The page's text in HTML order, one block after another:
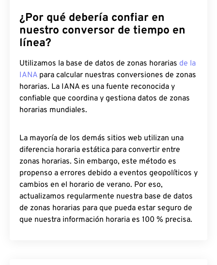
¿Por qué debería confiar en
nuestro conversor de tiempo en
línea?
Utilizamos la base de datos de zonas horarias de la
IANA para calcular nuestras conversiones de zonas
horarias. La IANA es una fuente reconocida y
confiable que coordina y gestiona datos de zonas
horarias mundiales.
La mayoría de los demás sitios web utilizan una
diferencia horaria estática para convertir entre
zonas horarias. Sin embargo, este método es
propenso a errores debido a eventos geopolíticos y
cambios en el horario de verano. Por eso,
actualizamos regularmente nuestra base de datos
de zonas horarias para que pueda estar seguro de
que nuestra información horaria es 100 % precisa.